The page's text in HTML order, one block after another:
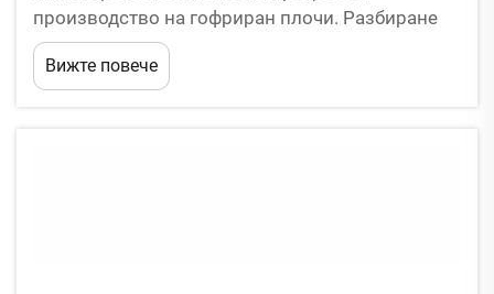
производство на гофриран плочи. Разбиране
на целия работен поток при производството на
гофрирани плочи. Всеки, който произвежда
гофриран картон, трябва да разбира от
Вижте повече